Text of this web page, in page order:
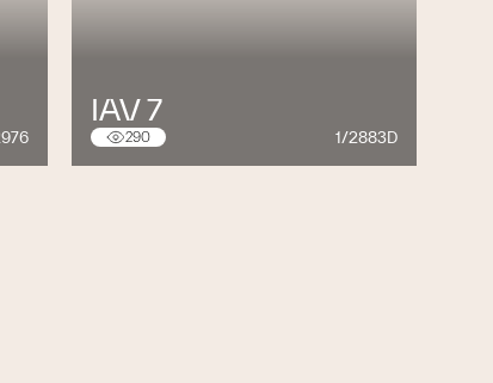
IAV 7
290 1/2883D